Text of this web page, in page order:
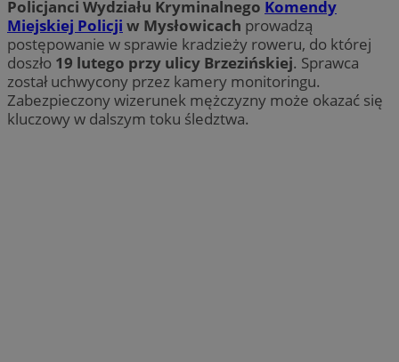
Policjanci Wydziału Kryminalnego Komendy
Miejskiej Policji w Mysłowicach prowadzą
postępowanie w sprawie kradzieży roweru, do której
doszło 19 lutego przy ulicy Brzezińskiej. Sprawca
został uchwycony przez kamery monitoringu.
Zabezpieczony wizerunek mężczyzny może okazać się
kluczowy w dalszym toku śledztwa.